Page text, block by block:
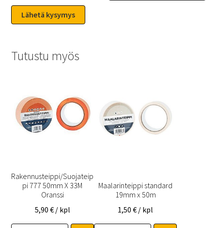
Tutustu myös
Rakennusteippi/Suojateip
pi 777 50mm X 33M
Oranssi
5,90 € / kpl
Maalarinteippi standard
19mm x 50m
1,50€ / kpl